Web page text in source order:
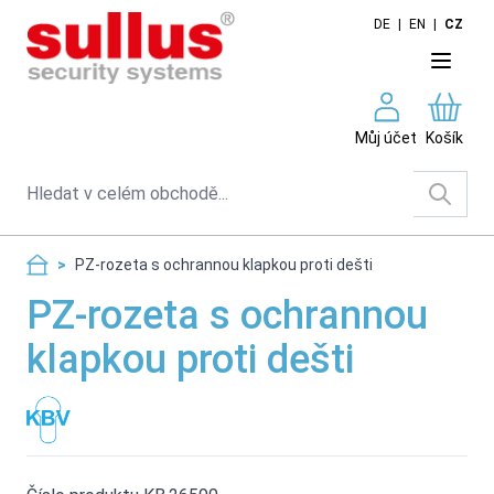
Skip to Content
DE EN CZ
Můj účet Košík
Search
> PZ-rozeta s ochrannou klapkou proti dešti
PZ-rozeta s ochrannou
klapkou proti dešti